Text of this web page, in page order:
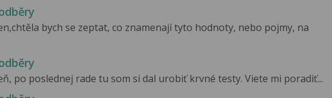
bych se zeptat, co znamenají tyto hodnoty, nebo pojmy, na
po poslednej rade tu som si dal urobiť krvné testy. Viete mi poradiť...